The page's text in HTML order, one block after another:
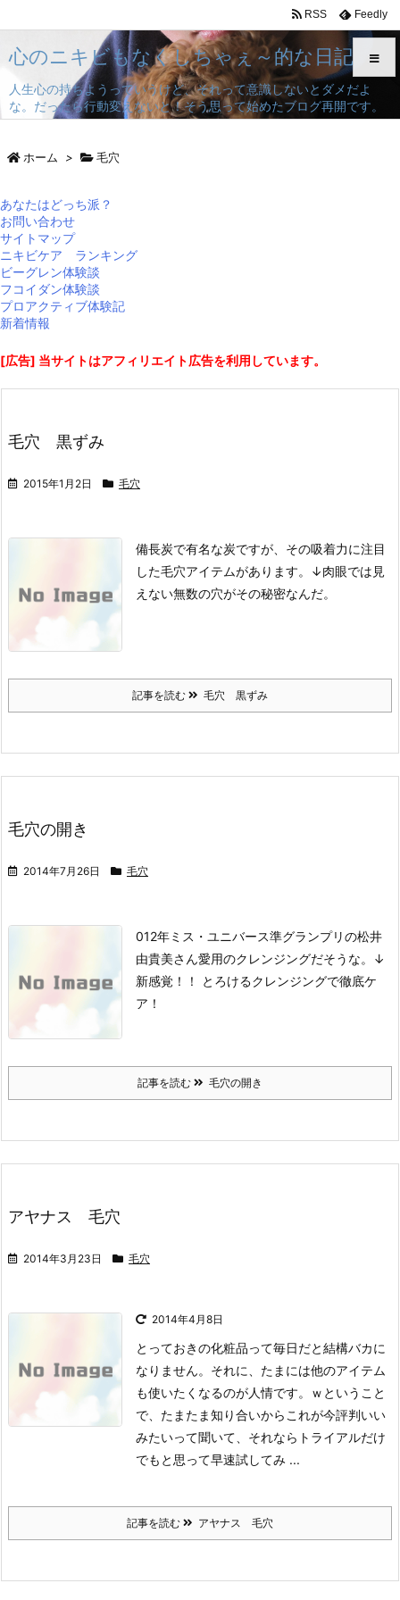
心のニキビもなくしちゃぇ～的な日記
人生心の持ちようっていうけど、それって意識しないとダメだよ
な。だったら行動変えないと！そう思って始めたブログ再開です。
メニュ
RSS Feedly
ホーム > 毛穴
あなたはどっち派？
お問い合わせ
サイトマップ
ニキビケア ランキング
ビーグレン体験談
フコイダン体験談
プロアクティブ体験記
新着情報
[広告] 当サイトはアフィリエイト広告を利用しています。
毛穴 黒ずみ
2015年1月2日 毛穴
備長炭で有名な炭ですが、その吸着力に注目
した毛穴アイテムがあります。
↓肉眼では見
えない無数の穴がその秘密なんだ。
記事を読む 毛穴 黒ずみ
毛穴の開き
2014年7月26日 毛穴
012年ミス・ユニバース準グランプリの松井
由貴美さん愛用のクレンジングだそうな。
↓
新感覚！！ とろけるクレンジングで徹底ケ
ア！
記事を読む 毛穴の開き
アヤナス 毛穴
2014年3月23日 毛穴
2014年4月8日
とっておきの化粧品って毎日だと結構バカに
なりません。それに、たまには他のアイテム
も使いたくなるのが人情です。ｗ ということ
で、たまたま知り合いからこれが今評判いい
みたいって聞いて、それならトライアルだけ
でもと思って早速試してみ ...
記事を読む アヤナス 毛穴